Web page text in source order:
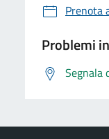
Prenota
Problemi
Segnala